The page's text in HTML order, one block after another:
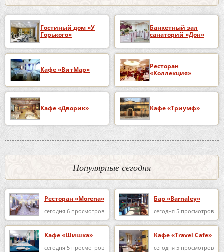
Гостиный дом «У
Горького»
Банкетный зал
санаторий «Дон»
Кафе «ВитМар»
Ресторан
«Коллекция»
Кафе «Дворик» Кафе «Триумф»
Популярные сегодня
Ресторан «Morena»
сегодня 6 просмотров
Бар «Barnaley»
сегодня 5 просмотров
Кафе «Шишка»
сегодня 5 просмотров
Кафе «Travel Cafe»
сегодня 5 просмотров